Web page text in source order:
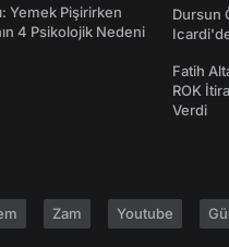
Yemek Pişirirken
4 Psikolojik Nedeni
Dursun
Fatih
ROK
Verdi
Zam Youtube